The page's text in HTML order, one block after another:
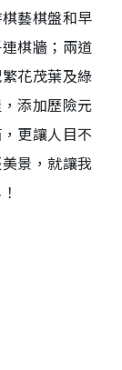
藝棋盤和早
棋牆；兩道
花茂葉及綠
添加歷險元
更讓人目不
景，就讓我